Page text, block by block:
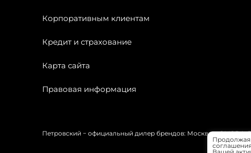
Корпоративным клиентам
Кредит и страхование
Карта сайта
Правовая информация
Петровский − официальный дилер брендов: Москвич, OMODA,
Продолжая